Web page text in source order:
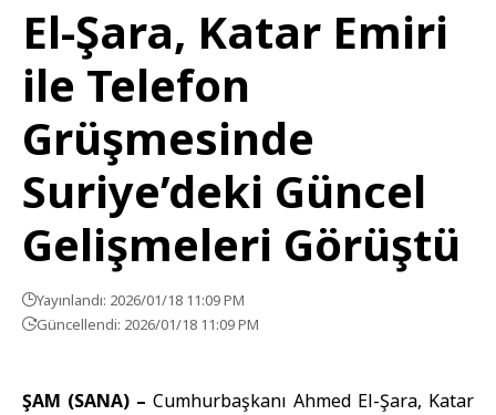
El-Şara, Katar Emiri
ile Telefon
Grüşmesinde
Suriye’deki Güncel
Gelişmeleri Görüştü
Yayınlandı: 2026/01/18 11:09 PM
Güncellendi: 2026/01/18 11:09 PM
ŞAM (SANA) – Cumhurbaşkanı Ahmed El-Şara, Katar